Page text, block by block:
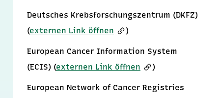
Deutsches Krebsforschungszentrum (DKFZ)
(externen Link öffnen )
European Cancer Information System
(ECIS) (externen Link öffnen )
European Network of Cancer Registries